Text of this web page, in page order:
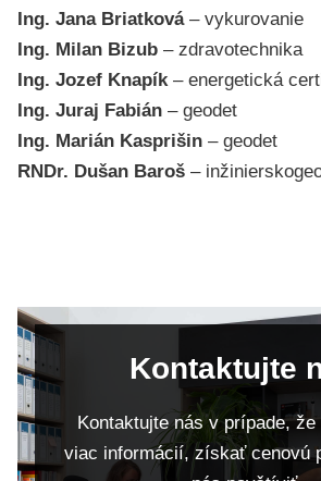
Ing. Jana Briatková– vykurovanie
Ing. Milan Bizub – zdravotechnika
Ing. Jozef Knapík – energetická
Ing. Juraj Fabián – geodet
Ing. Marián Kasprišin – geodet
RNDr. Dušan Baroš –
Kontaktujte
Kontaktujte nás v prípade, že
viac informácií, získať cenovú